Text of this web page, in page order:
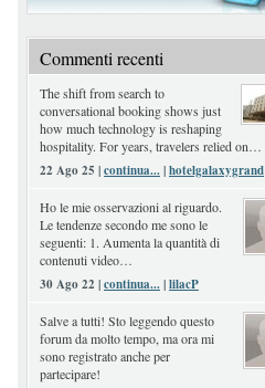
Commenti recenti
The shift from search to
conversational booking shows just
how much technology is reshaping
hospitality. For years, travelers relied on…
22 Ago 25 |continua...|hotelgalaxygrand
Ho le mie osservazioni al riguardo.
Le tendenze secondo me sono le
seguenti: 1. Aumenta la quantità di
contenuti video…
30 Ago 22 |continua...|lilacP
Salve a tutti! Sto leggendo questo
forum da molto tempo, ma ora mi
sono registrato anche per
partecipare!